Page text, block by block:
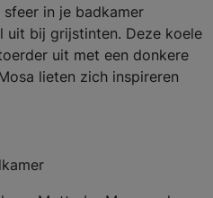
in je badkamer
uit bij grijstinten. Deze koele
uit met een donkere
lieten zich inspireren